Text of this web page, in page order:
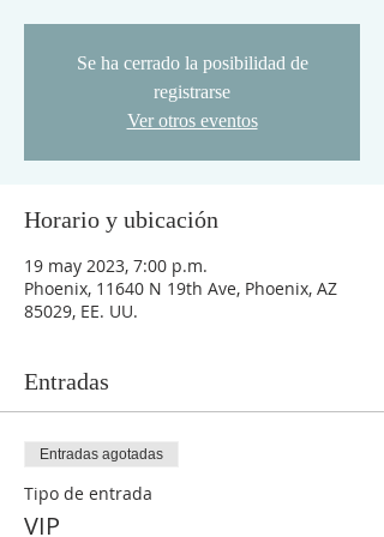
Se ha cerrado la posibilidad de
registrarse
Ver otros eventos
Horario y ubicación
19 may 2023, 7:00 p.m.
Phoenix, 11640 N 19th Ave, Phoenix, AZ
85029, EE. UU.
Entradas
Entradas agotadas
Tipo de entrada
VIP